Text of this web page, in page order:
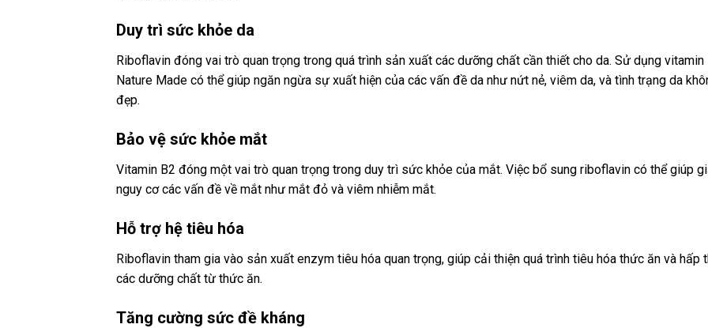
Duy trì sức khỏe da
Riboflavin đóng vai trò quan trọng trong quá trình sản xuất các dưỡng chất cần thiết cho da. Sử dụng vitamin
Nature Made có thể giúp ngăn ngừa sự xuất hiện của các vấn đề da như nứt nẻ, viêm da, và tình trạng da
đẹp.
Bảo vệ sức khỏe mắt
Vitamin B2 đóng một vai trò quan trọng trong duy trì sức khỏe của mắt. Việc bổ sung riboflavin có thể giúp
nguy cơ các vấn đề về mắt như mắt đỏ và viêm nhiễm mắt.
Hỗ trợ hệ tiêu hóa
Riboflavin tham gia vào sản xuất enzym tiêu hóa quan trọng, giúp cải thiện quá trình tiêu hóa thức ăn và hấp
các dưỡng chất từ thức ăn.
Tăng cường sức đề kháng